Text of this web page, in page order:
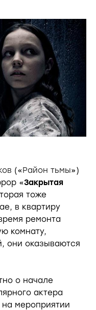
(«Район тьмы»)
«Закрытая
тоже
в квартиру
ремонта
комнату,
они оказываются
о начале
актера
мероприятии